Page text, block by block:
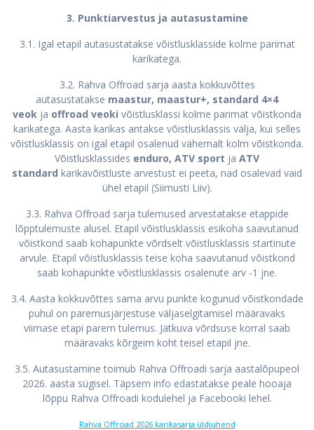
3. Punktiarvestus ja autasustamine
3.1. Igal etapil autasustatakse võistlusklasside kolme parimat
karikatega.
3.2. Rahva Offroad sarja aasta kokkuvõttes
autasustatakse maastur, maastur+, standard 4×4
veok ja offroad veoki võistlusklassi kolme parimat võistkonda
karikatega. Aasta karikas antakse võistlusklassis välja, kui selles
võistlusklassis on igal etapil osalenud vähemalt kolm võistkonda.
Võistlusklassides enduro, ATV sport ja ATV
standard karikavõistluste arvestust ei peeta, nad osalevad vaid
ühel etapil (Siimusti Liiv).
3.3. Rahva Offroad sarja tulemused arvestatakse etappide
lõpptulemuste alusel. Etapil võistlusklassis esikoha saavutanud
võistkond saab kohapunkte võrdselt võistlusklassis startinute
arvule. Etapil võistlusklassis teise koha saavutanud võistkond
saab kohapunkte võistlusklassis osalenute arv -1 jne.
3.4. Aasta kokkuvõttes sama arvu punkte kogunud võistkondade
puhul on paremusjärjestuse väljaselgitamisel määravaks
viimase etapi parem tulemus. Jätkuva võrdsuse korral saab
määravaks kõrgeim koht teisel etapil jne.
3.5. Autasustamine toimub Rahva Offroadi sarja aastalõpupeol
2026. aasta sügisel. Täpsem info edastatakse peale hooaja
lõppu Rahva Offroadi kodulehel ja Facebooki lehel.
Rahva Offroad 2026 karikasarja üldjuhend